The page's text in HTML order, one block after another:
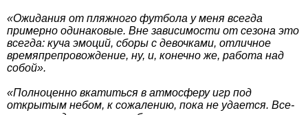
«Ожидания от пляжного футбола у меня всегда
примерно одинаковые. Вне зависимости от сезона это
всегда: куча эмоций, сборы с девочками, отличное
времяпрепровождение, ну, и, конечно же, работа над
собой».
«Полноценно вкатиться в атмосферу игр под
открытым небом, к сожалению, пока не удается. Все-